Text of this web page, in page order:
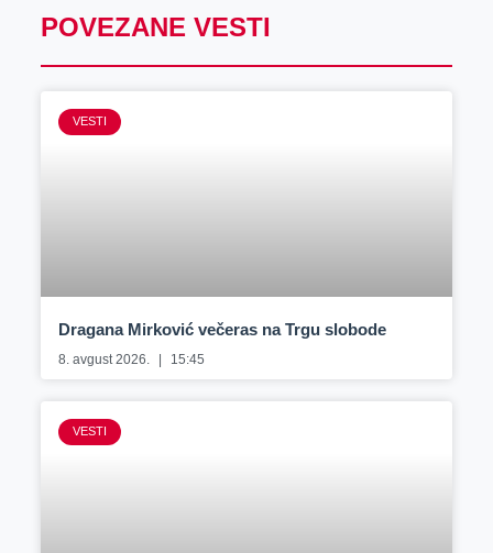
POVEZANE VESTI
VESTI
Dragana Mirković večeras na Trgu slobode
8. avgust 2026. 15:45
VESTI